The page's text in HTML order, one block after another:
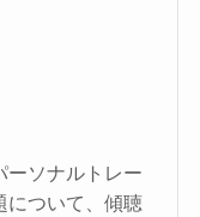
ーソナルトレー
について、傾聴